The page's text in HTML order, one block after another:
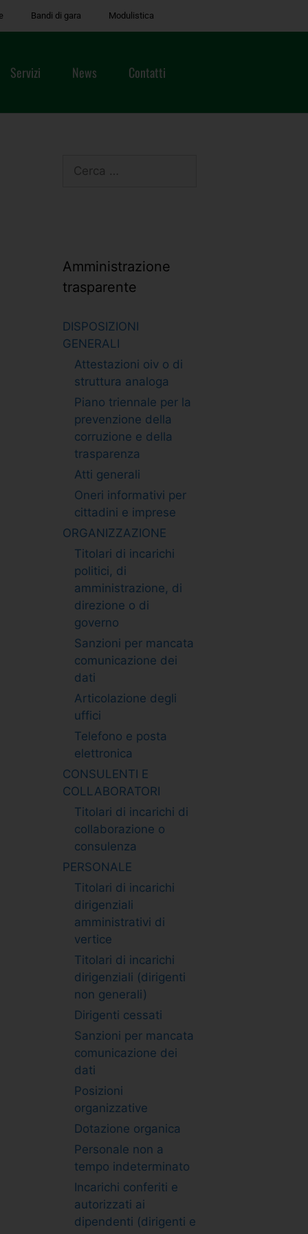
Bandi di gara Modulistica
Servizi News Contatti
Amministrazione
trasparente
DISPOSIZIONI
GENERALI
Attestazioni oiv o di
struttura analoga
Piano triennale per la
prevenzione della
corruzione e della
trasparenza
Atti generali
Oneri informativi per
cittadini e imprese
ORGANIZZAZIONE
Titolari di incarichi
politici, di
amministrazione, di
direzione o di
governo
Sanzioni per mancata
comunicazione dei
dati
Articolazione degli
uffici
Telefono e posta
elettronica
CONSULENTI E
COLLABORATORI
Titolari di incarichi di
collaborazione o
consulenza
PERSONALE
Titolari di incarichi
dirigenziali
amministrativi di
vertice
Titolari di incarichi
dirigenziali (dirigenti
non generali)
Dirigenti cessati
Sanzioni per mancata
comunicazione dei
dati
Posizioni
organizzative
Dotazione organica
Personale non a
tempo indeterminato
Incarichi conferiti e
autorizzati ai
dipendenti (dirigenti e